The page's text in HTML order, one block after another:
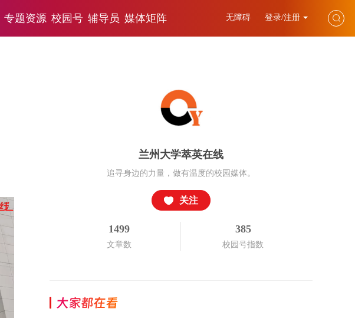
专题资源 校园号 辅导员 媒体矩阵 无障碍 登录/注册
兰州大学萃英在线
追寻身边的力量，做有温度的校园媒体。
关注
1499
文章数
385
校园号指数
大家都在看